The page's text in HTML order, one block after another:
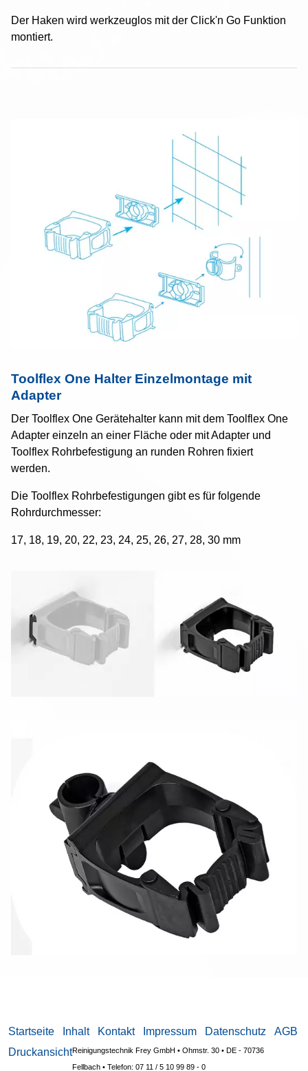
Der Haken wird werkzeuglos mit der Click'n Go Funktion
montiert.
Toolflex One Halter Einzelmontage mit
Adapter
Der Toolflex One Gerätehalter kann mit dem Toolflex One
Adapter einzeln an einer Fläche oder mit Adapter und
Toolflex Rohrbefestigung an runden Rohren fixiert
werden.
Die Toolflex Rohrbefestigungen gibt es für folgende
Rohrdurchmesser:
17, 18, 19, 20, 22, 23, 24, 25, 26, 27, 28, 30 mm
Startseite Inhalt Kontakt Impressum Datenschutz
AGB
DruckansichtReinigungstechnik Frey GmbH • Ohmstr. 30 • DE - 70736
Fellbach • Telefon: 07 11 / 5 10 99 89 - 0